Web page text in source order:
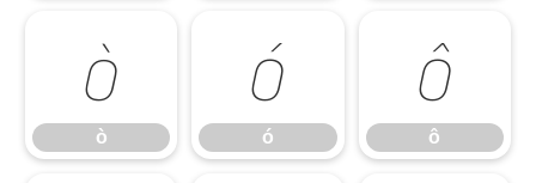
ò
ò
ó
ó
ô
ô